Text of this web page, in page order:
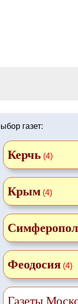
газет:
Керчь (4)
Крым (4)
Феодосия (4)
Газеты